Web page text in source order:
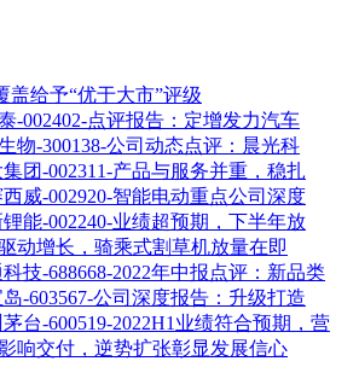
盖给予“优于大市”评级
-002402-点评报告：定增发力汽车
物-300138-公司动态点评：晨光科
团-002311-产品与服务并重，稳扎
威-002920-智能电动重点公司深度
能-002240-业绩超预期，下半年放
动增长，骑乘式割草机放量在即
技-688668-2022年中报点评：新品类
-603567-公司深度报告：升级打造
台-600519-2022H1业绩符合预期，营
响交付，逆势扩张彰显发展信心